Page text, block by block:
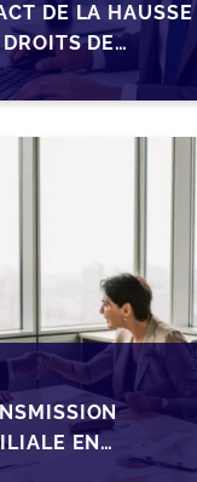
DE LA HAUSSE
DROITS DE
EN
SUR LA
EN
: